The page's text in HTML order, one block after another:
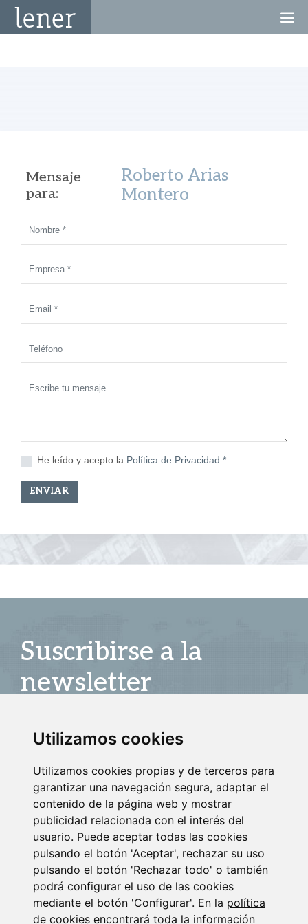
Utilizamos cookies
Utilizamos cookies propias y de terceros para
garantizar una navegación segura, adaptar el
contenido de la página web y mostrar
publicidad relacionada con el interés del
usuario. Puede aceptar todas las cookies
pulsando el botón 'Aceptar', rechazar su uso
pulsando el botón 'Rechazar todo' o también
podrá configurar el uso de las cookies
mediante el botón 'Configurar'. En la política
de cookies encontrará toda la información
Mensaje
para:
Roberto Arias
Montero
He leído y acepto la Política de Privacidad *
Suscribirse a la
newsletter